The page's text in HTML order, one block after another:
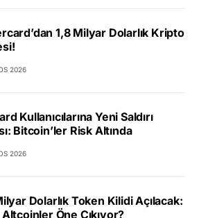
1,8 Milyar Dolarlık Kripto
2026
Kullanıcılarına Yeni Saldırı
Bitcoin’ler Risk Altında
2026
Dolarlık Token Kilidi Açılacak:
Öne Çıkıyor?